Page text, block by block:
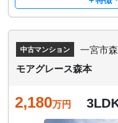
中古マンション
一宮市森
モアグレース森本
2,180万円